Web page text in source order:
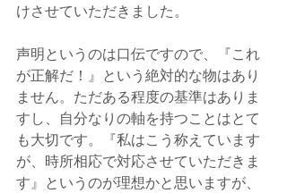
けさせていただきました。
声明というのは口伝ですので、『これ
が正解だ！』という絶対的な物はあり
ません。ただある程度の基準はありま
すし、自分なりの軸を持つことはとて
も大切です。『私はこう称えています
が、時所相応で対応させていただきま
す』というのが理想かと思いますが、